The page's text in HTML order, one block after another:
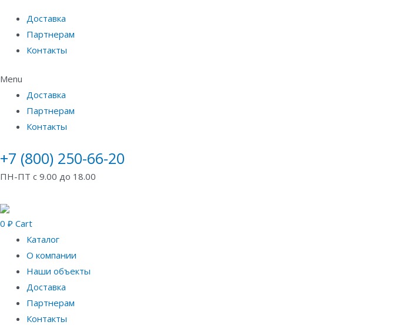
Доставка
Партнерам
Контакты
Menu
Доставка
Партнерам
Контакты
+7 (800) 250-66-20
ПН-ПТ с 9.00 до 18.00
0 ₽ Cart
Каталог
О компании
Наши объекты
Доставка
Партнерам
Контакты